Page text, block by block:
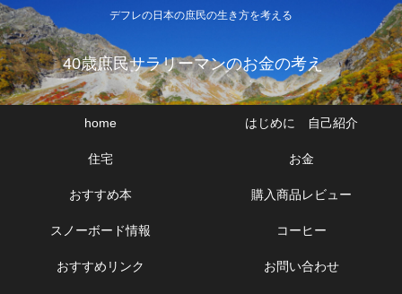
デフレの日本の庶民の生き方を考える
40歳庶民サラリーマンのお金の考え
home はじめに 自己紹介
住宅 お金
おすすめ本 購入商品レビュー
スノーボード情報 コーヒー
おすすめリンク お問い合わせ